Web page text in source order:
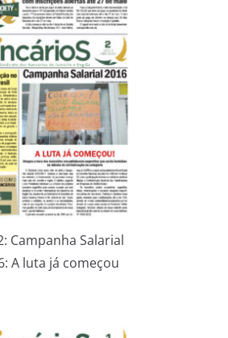
Campanha Salarial
A luta já começou